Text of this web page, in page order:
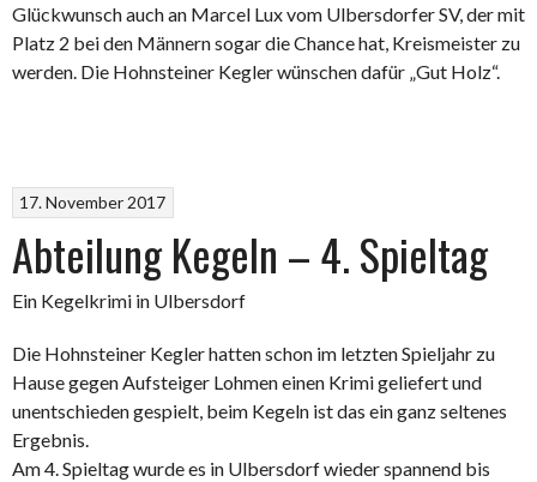
Glückwunsch auch an Marcel Lux vom Ulbersdorfer SV, der mit
Platz 2 bei den Männern sogar die Chance hat, Kreismeister zu
werden. Die Hohnsteiner Kegler wünschen dafür „Gut Holz“.
17. November 2017
Abteilung Kegeln – 4. Spieltag
Ein Kegelkrimi in Ulbersdorf
Die Hohnsteiner Kegler hatten schon im letzten Spieljahr zu
Hause gegen Aufsteiger Lohmen einen Krimi geliefert und
unentschieden gespielt, beim Kegeln ist das ein ganz seltenes
Ergebnis.
Am 4. Spieltag wurde es in Ulbersdorf wieder spannend bis